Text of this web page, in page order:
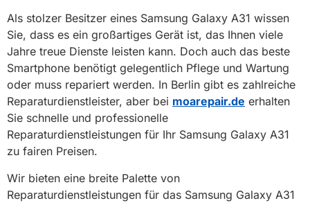
Als stolzer Besitzer eines Samsung Galaxy A31 wissen
Sie, dass es ein großartiges Gerät ist, das Ihnen viele
Jahre treue Dienste leisten kann. Doch auch das beste
Smartphone benötigt gelegentlich Pflege und Wartung
oder muss repariert werden. In Berlin gibt es zahlreiche
Reparaturdienstleister, aber bei moarepair.de erhalten
Sie schnelle und professionelle
Reparaturdienstleistungen für Ihr Samsung Galaxy A31
zu fairen Preisen.
Wir bieten eine breite Palette von
Reparaturdienstleistungen für das Samsung Galaxy A31